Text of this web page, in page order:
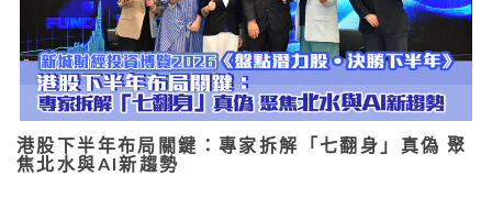
港股下半年布局關鍵：專家拆解「七翻身」真偽 聚
焦北水與AI新趨勢